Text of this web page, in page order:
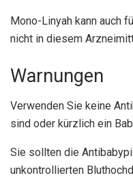
Mono-Linyah kann auch
nicht in diesem
Warnungen
Verwenden Sie keine
sind oder kürzlich ein
Sie sollten die
unkontrollierten